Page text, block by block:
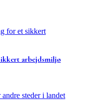
arbejdsmiljø